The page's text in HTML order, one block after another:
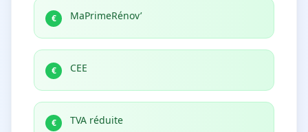
€ MaPrimeRénov’
€ CEE
€ TVA réduite